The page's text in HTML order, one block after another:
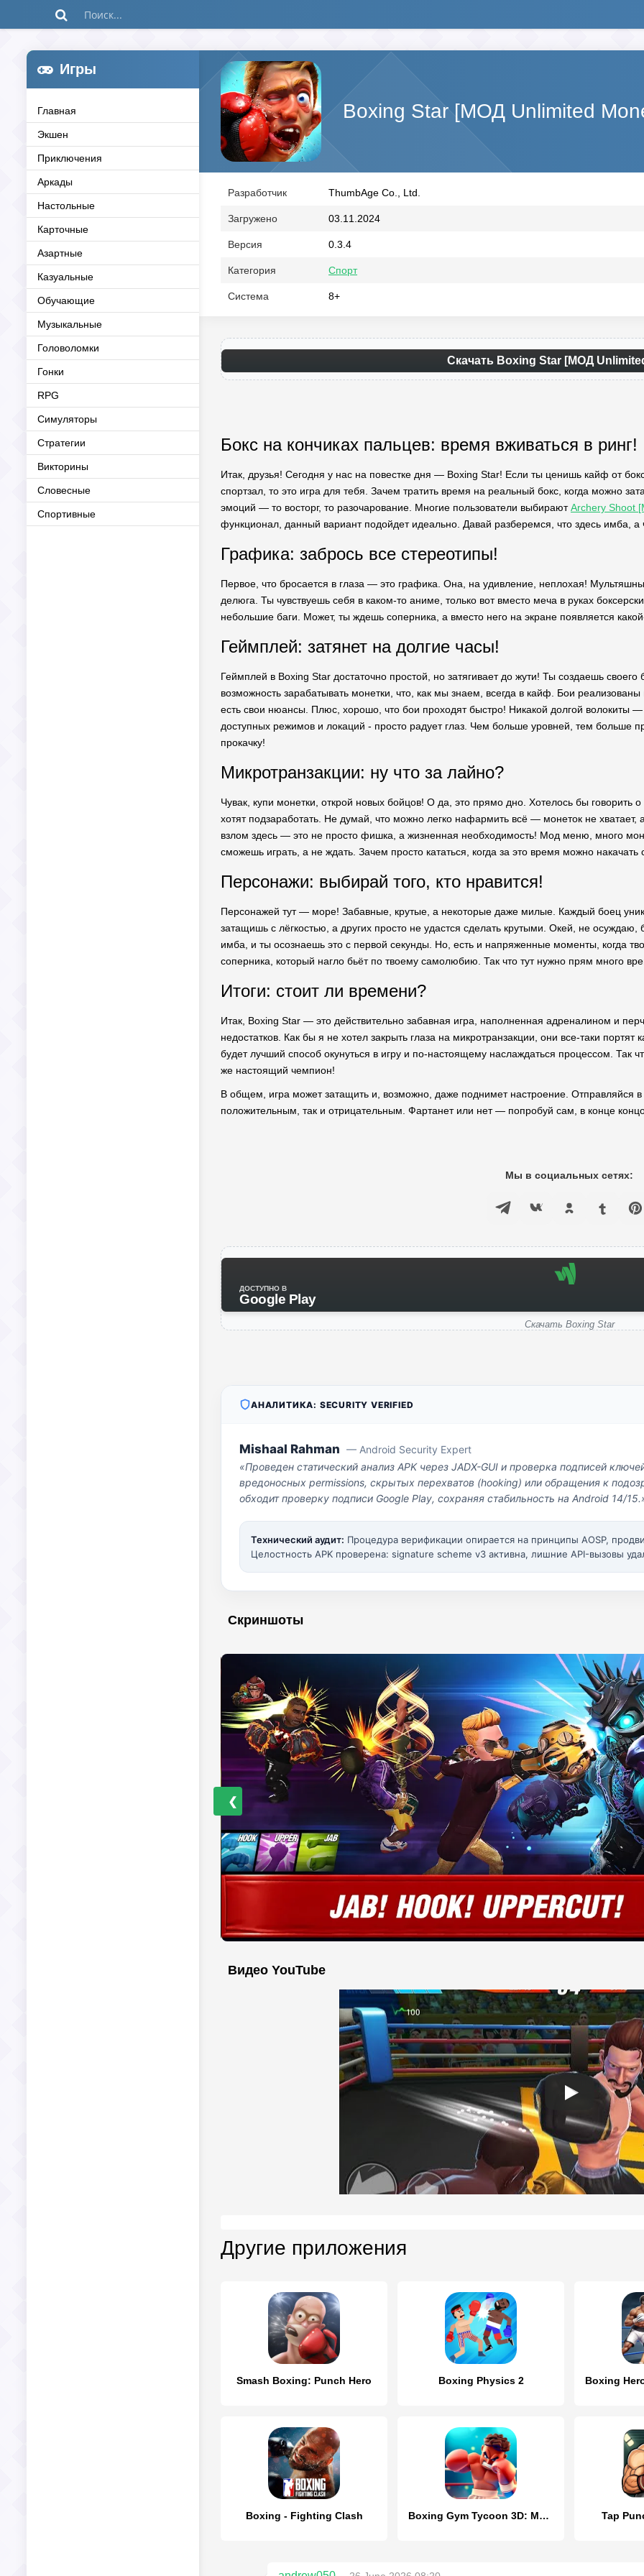
Игры
Главная
Экшен
Приключения
Аркады
Настольные
Карточные
Азартные
Казуальные
Обучающие
Музыкальные
Головоломки
Гонки
RPG
Симуляторы
Стратегии
Викторины
Словесные
Спортивные
Boxing Star [МОД Unlimited
Разработчик ThumbAge Co., Ltd.
Загружено 03.11.2024
Версия 0.3.4
Категория Спорт
Система 8+
Скачать Boxing Star [МОД
Бокс на кончиках пальцев: время вживаться в ринг!
Итак, друзья! Сегодня у нас на повестке дня — Boxing Star! Если ты ценишь кайф от
спортзал, то это игра для тебя. Зачем тратить время на реальный бокс, когда можно
эмоций — то восторг, то разочарование. Многие пользователи выбираютArchery Shoot
функционал, данный вариант подойдет идеально. Давай разберемся, что здесь имба,
Графика: забрось все стереотипы!
Первое, что бросается в глаза — это графика. Она, на удивление, неплохая!
делюга. Ты чувствуешь себя в каком-то аниме, только вот вместо меча в руках
небольшие баги. Может, ты ждешь соперника, а вместо него на экране появляется
Геймплей: затянет на долгие часы!
Геймплей в Boxing Star достаточно простой, но затягивает до жути! Ты создаешь
возможность зарабатывать монетки, что, как мы знаем, всегда в кайф. Бои
есть свои нюансы. Плюс, хорошо, что бои проходят быстро! Никакой долгой волокиты
доступных режимов и локаций - просто радует глаз. Чем больше уровней, тем больше
прокачку!
Микротранзакции: ну что за лайно?
Чувак, купи монетки, открой новых бойцов! О да, это прямо дно. Хотелось бы говорить
хотят подзаработать. Не думай, что можно легко нафармить всё — монеток не
взлом здесь — это не просто фишка, а жизненная необходимость! Мод меню, много
сможешь играть, а не ждать. Зачем просто кататься, когда за это время можно
Персонажи: выбирай того, кто нравится!
Персонажей тут — море! Забавные, крутые, а некоторые даже милые. Каждый боец
затащишь с лёгкостью, а других просто не удастся сделать крутыми. Окей, не осуждаю,
имба, и ты осознаешь это с первой секунды. Но, есть и напряженные моменты, когда
соперника, который нагло бьёт по твоему самолюбию. Так что тут нужно прям много
Итоги: стоит ли времени?
Итак, Boxing Star — это действительно забавная игра, наполненная адреналином и
недостатков. Как бы я не хотел закрыть глаза на микротранзакции, они все-таки
будет лучший способ окунуться в игру и по-настоящему наслаждаться процессом. Так
же настоящий чемпион!
В общем, игра может затащить и, возможно, даже поднимет настроение. Отправляйся в
положительным, так и отрицательным. Фартанет или нет — попробуй сам, в конце
Мы в социальных сетях:
ДОСТУПНО В
Google Play
Скачать Boxing Star
АНАЛИТИКА: SECURITY VERIFIED
Mishaal Rahman — Android Security Expert
«Проведен статический анализ APK через JADX-GUI и проверка подписей
вредоносных permissions, скрытых перехватов (hooking) или обращения к
обходит проверку подписи Google Play, сохраняя стабильность на Android 14/
Технический аудит: Процедура верификации опирается на принципы AOSP,
Целостность APK проверена: signature scheme v3 активна, лишние API-вызовы
Скриншоты
❮
Видео YouTube
Другие приложения
Smash Boxing: Punch Hero Boxing Physics 2
Boxing - Fighting Clash Boxing Gym Tycoon 3D: MMA Club Tap